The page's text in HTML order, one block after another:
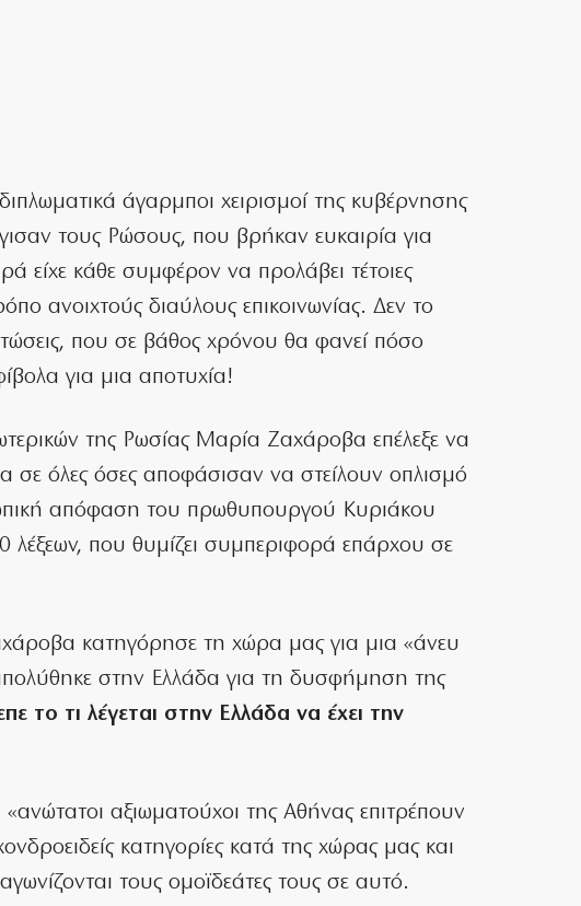
άγαρμποι χειρισμοί της κυβέρνησης
τους Ρώσους, που βρήκαν ευκαιρία για
είχε κάθε συμφέρον να προλάβει τέτοιες
ανοιχτούς διαύλους επικοινωνίας. Δεν το
που σε βάθος χρόνου θα φανεί πόσο
για μια αποτυχία!
της Ρωσίας Μαρία Ζαχάροβα επέλεξε να
σε όλες όσες αποφάσισαν να στείλουν οπλισμό
απόφαση του πρωθυπουργού Κυριάκου
που θυμίζει συμπεριφορά επάρχου σε
κατηγόρησε τη χώρα μας για μια «άνευ
στην Ελλάδα για τη δυσφήμηση της
το τι λέγεται στην Ελλάδα να έχει την
«ανώτατοι αξιωματούχοι της Αθήνας επιτρέπουν
κατηγορίες κατά της χώρας μας και
τους ομοϊδεάτες τους σε αυτό.